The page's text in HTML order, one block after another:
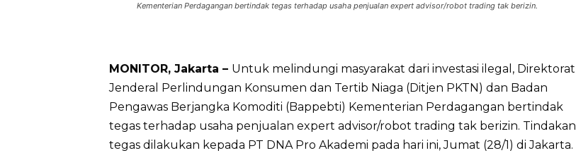
Kementerian Perdagangan bertindak tegas terhadap usaha penjualan expert advisor/robot trading tak berizin.
MONITOR, Jakarta – Untuk melindungi masyarakat dari investasi ilegal, Direktorat
Jenderal Perlindungan Konsumen dan Tertib Niaga (Ditjen PKTN) dan Badan
Pengawas Berjangka Komoditi (Bappebti) Kementerian Perdagangan bertindak
tegas terhadap usaha penjualan expert advisor/robot trading tak berizin. Tindakan
tegas dilakukan kepada PT DNA Pro Akademi pada hari ini, Jumat (28/1) di Jakarta.